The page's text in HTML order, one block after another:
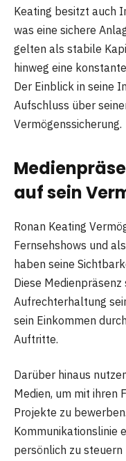
Keating besitzt auch
was eine sichere
gelten als stabile
hinweg eine
Der Einblick in seine
Aufschluss über
Vermögenssicherung.
auf sein
Ronan Keating
Fernsehshows und
haben seine
Diese
Aufrechterhaltung
sein Einkommen
Auftritte.
Darüber hinaus
Medien, um mit ihren
Projekte zu
Kommunikationslinie
persönlich zu steuern